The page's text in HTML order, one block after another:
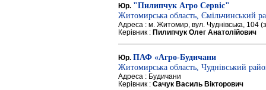
Юр. "Пилипчук Агро Сервіс"
Житомирська область, Ємільчинський
Адреса : м. Житомир, вул. Чуднівська, 104
Керівник : Пилипчук Олег Анатолійович
Юр. ПАФ «Агро-Будичани
Житомирська область, Чуднівський
Адреса : Будичани
Керівник : Сачук Василь Вікторович